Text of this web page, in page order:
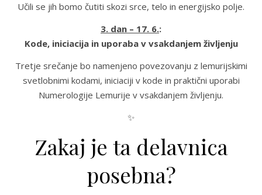
Učili se jih bomo čutiti skozi srce, telo in energijsko polje.
3. dan – 17. 6.:
Kode, iniciacija in uporaba v vsakdanjem življenju
Tretje srečanje bo namenjeno povezovanju z lemurijskimi
svetlobnimi kodami, iniciaciji v kode in praktični uporabi
Numerologije Lemurije v vsakdanjem življenju.
✨
Zakaj je ta delavnica
posebna?